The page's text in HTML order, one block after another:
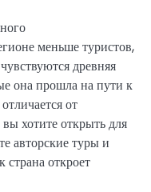
меньше туристов,
древняя
она прошла на пути к
от
хотите открыть для
авторские туры и
откроет